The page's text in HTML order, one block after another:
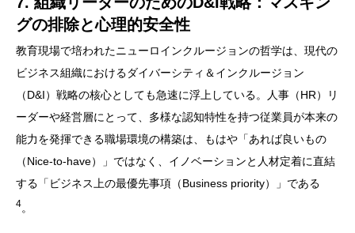
グの排除と心理的安全性
教育現場で培われたニューロインクルージョンの哲学は、現代の
ビジネス組織におけるダイバーシティ＆インクルージョン
（D&I）戦略の核心としても急速に浮上している。人事（HR）リ
ーダーや経営層にとって、多様な認知特性を持つ従業員が本来の
能力を発揮できる職場環境の構築は、もはや「あれば良いもの
（Nice-to-have）」ではなく、イノベーションと人材定着に直結
する「ビジネス上の最優先事項（Business priority）」である
4。